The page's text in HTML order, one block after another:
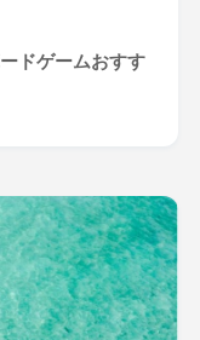
ドゲームおすす